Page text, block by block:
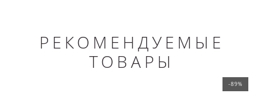
РЕКОМЕНДУЕМЫЕ
ТОВАРЫ
-89%